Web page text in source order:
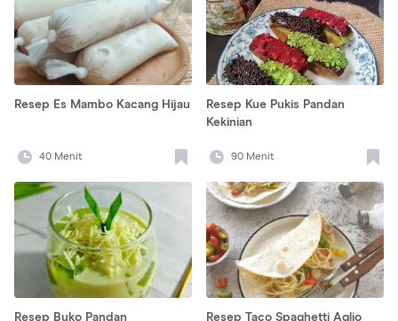
Resep Es Mambo Kacang Hijau
40 Menit
Resep Kue Pukis Pandan
Kekinian
90 Menit
Resep Buko Pandan Resep Taco Spaghetti Aglio